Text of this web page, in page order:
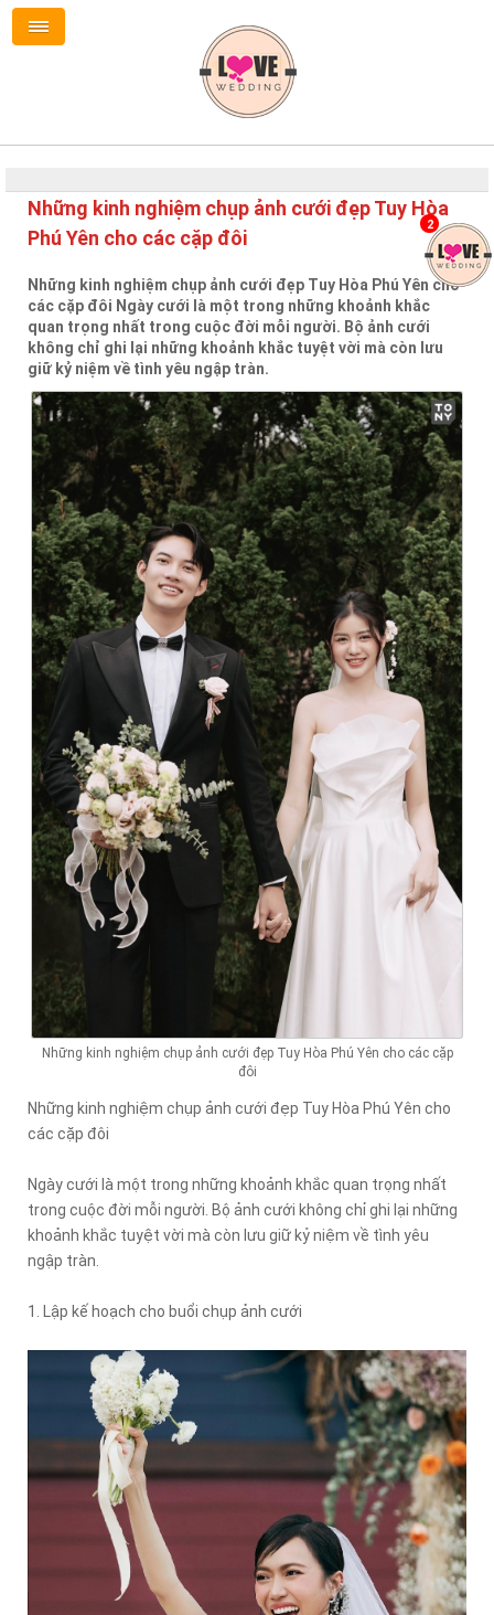
Những kinh nghiệm chụp ảnh cưới đẹp Tuy Hòa
Phú Yên cho các cặp đôi
Những kinh nghiệm chụp ảnh cưới đẹp Tuy Hòa Phú Yên cho
các cặp đôi Ngày cưới là một trong những khoảnh khắc
quan trọng nhất trong cuộc đời mỗi người. Bộ ảnh cưới
không chỉ ghi lại những khoảnh khắc tuyệt vời mà còn lưu
giữ kỷ niệm về tình yêu ngập tràn.
Những kinh nghiệm chụp ảnh cưới đẹp Tuy Hòa Phú Yên cho các cặp
đôi
Những kinh nghiệm chụp ảnh cưới đẹp Tuy Hòa Phú Yên cho
các cặp đôi
Ngày cưới là một trong những khoảnh khắc quan trọng nhất
trong cuộc đời mỗi người. Bộ ảnh cưới không chỉ ghi lại những
khoảnh khắc tuyệt vời mà còn lưu giữ kỷ niệm về tình yêu
ngập tràn.
1. Lập kế hoạch cho buổi chụp ảnh cưới
2